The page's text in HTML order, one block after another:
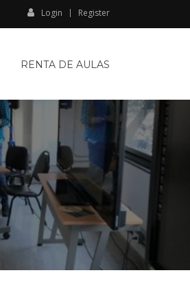
Login Register
RENTA DE AULAS